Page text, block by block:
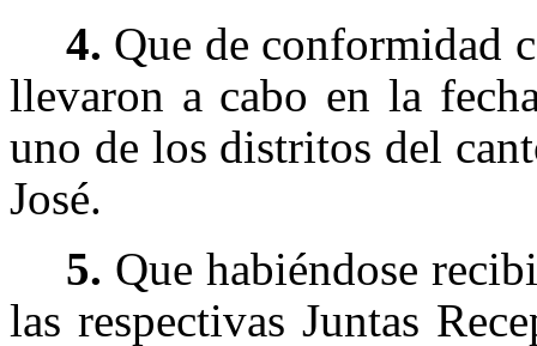
4. Que de conformidad
llevaron a cabo en la
uno de los distritos del
José.
5. Que habiéndose
las respectivas Juntas